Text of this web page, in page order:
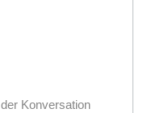
Konversation